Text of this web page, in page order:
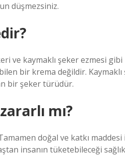
düşmezsiniz.
ve kaymaklı şeker ezmesi
bir krema değildir.
bir şeker türüdür.
mı?
doğal ve katkı
insanın tüketebileceği